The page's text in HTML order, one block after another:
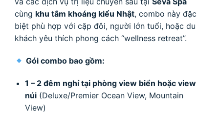
cùng khu tắm khoáng kiểu Nhật, combo này đặc
biệt phù hợp với cặp đôi, người lớn tuổi, hoặc du
khách yêu thích phong cách “wellness retreat”.
Gói combo bao gồm:
1 – 2 đêm nghỉ tại phòng view biển hoặc view
núi(Deluxe/Premier Ocean View, Mountain
View)